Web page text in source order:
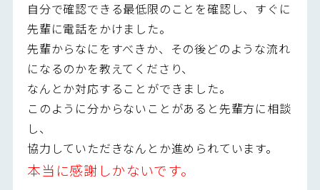
自分で確認できる最低限のことを確認し、すぐに
先輩に電話をかけました。
先輩からなにをすべきか、その後どのような流れ
になるのかを教えてくださり、
なんとか対応することができました。
このように分からないことがあると先輩方に相談
し、
協力していただきなんとか進められています。
本当に感謝しかないです。